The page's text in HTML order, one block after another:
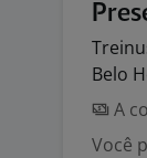
Belo
A
Você